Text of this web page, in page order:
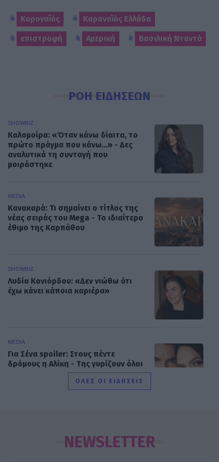
Κοροναϊός Κοροναϊός Ελλάδα
επιστροφή Αμερική Βασιλική Νταντά
ΡΟΗ ΕΙΔΗΣΕΩΝ
SHOWBIZ
Καλομοίρα: «Όταν κάνω δίαιτα, το
πρώτο πράγμα που κάνω...» - Δες
αναλυτικά τη συνταγή που
μοιράστηκε
MEDIA
Κανακαρά: Τι σημαίνει ο τίτλος της
νέας σειράς του Mega - Το ιδιαίτερο
έθιμο της Καρπάθου
SHOWBIZ
Λυδία Κονιόρδου: «Δεν νιώθω ότι
έχω κάνει κάποια καριέρα»
MEDIA
Για Σένα spoiler: Στους πέντε
δρόμους η Αλίκη - Της γυρίζουν όλοι
τολμηρή σκηνή της Ζωής Λάσκαρη
και του Αλέκου Αλεξανδράκη
ΟΛΕΣ ΟΙ ΕΙΔΗΣΕΙΣ
NEWSLETTER